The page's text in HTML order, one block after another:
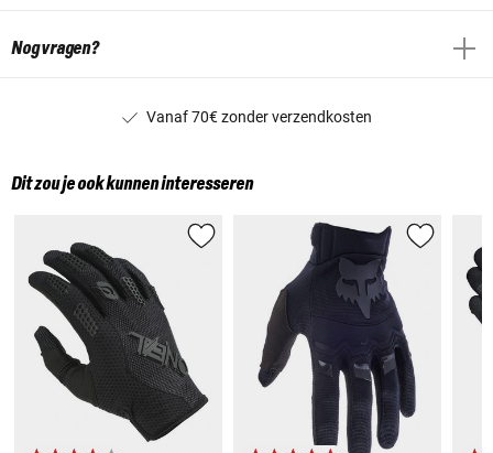
Nog vragen?
Vanaf 70€ zonder verzendkosten
Dit zou je ook kunnen interesseren